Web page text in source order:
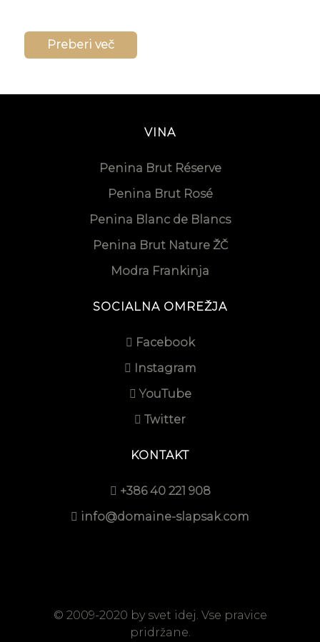
Preberi več
VINA
Penina Brut Réserve
Penina Brut Rosé
Penina Blanc de Blancs
Penina Brut Nature ŽČ
Modra Frankinja
SOCIALNA OMREŽJA
Facebook
Instagram
YouTube
Twitter
KONTAKT
+386 40 221 908
info@domaine-slapsak.com
© 2009-2020 by svet idej. Vse pravice
pridržane.